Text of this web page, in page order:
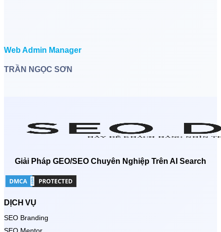
Web Admin Manager
TRẦN NGỌC SƠN
Giải Pháp GEO/SEO Chuyên Nghiệp Trên AI Search
DỊCH VỤ
SEO Branding